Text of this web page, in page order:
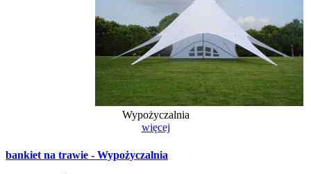
Wypożyczalnia
więcej
bankiet na trawie - Wypożyczalnia